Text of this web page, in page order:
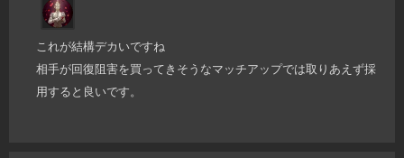
これが結構デカいですね
相手が回復阻害を買ってきそうなマッチアップでは取りあえず採
用すると良いです。